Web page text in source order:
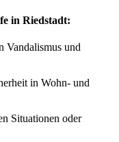
in Riedstadt:
Vandalismus und
in Wohn- und
Situationen oder